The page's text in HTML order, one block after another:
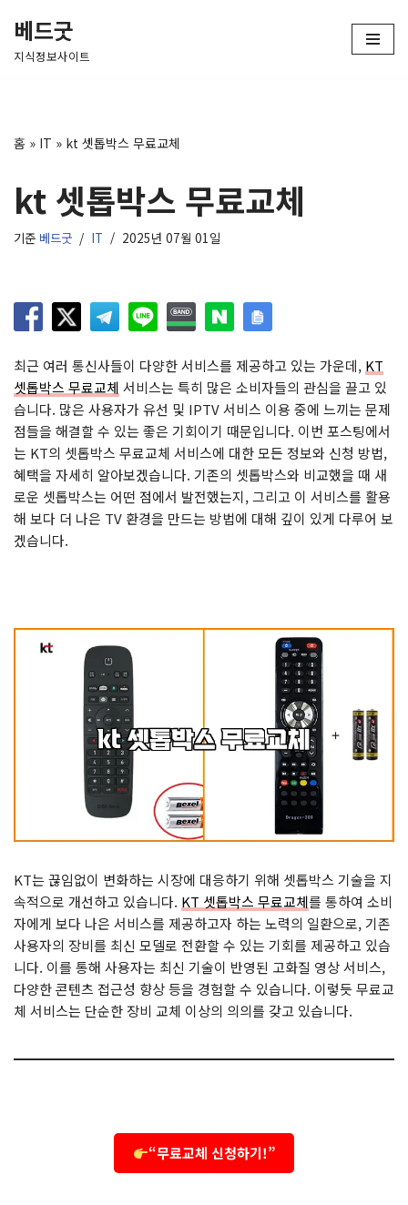
콘
건
기
베드굿
지식정보사이트
홈 » IT » kt 셋톱박스 무료교체
kt 셋톱박스 무료교체
기준 베드굿 IT 2025년 07월 01일
최근 여러 통신사들이 다양한 서비스를 제공하고 있는 가운데, KT
셋톱박스 무료교체 서비스는 특히 많은 소비자들의 관심을 끌고 있
습니다. 많은 사용자가 유선 및 IPTV 서비스 이용 중에 느끼는 문제
점들을 해결할 수 있는 좋은 기회이기 때문입니다. 이번 포스팅에서
는 KT의 셋톱박스 무료교체 서비스에 대한 모든 정보와 신청 방법,
혜택을 자세히 알아보겠습니다. 기존의 셋톱박스와 비교했을 때 새
로운 셋톱박스는 어떤 점에서 발전했는지, 그리고 이 서비스를 활용
해 보다 더 나은 TV 환경을 만드는 방법에 대해 깊이 있게 다루어 보
겠습니다.
KT는 끊임없이 변화하는 시장에 대응하기 위해 셋톱박스 기술을 지
속적으로 개선하고 있습니다. KT 셋톱박스 무료교체를 통하여 소비
자에게 보다 나은 서비스를 제공하고자 하는 노력의 일환으로, 기존
사용자의 장비를 최신 모델로 전환할 수 있는 기회를 제공하고 있습
니다. 이를 통해 사용자는 최신 기술이 반영된 고화질 영상 서비스,
다양한 콘텐츠 접근성 향상 등을 경험할 수 있습니다. 이렇듯 무료교
체 서비스는 단순한 장비 교체 이상의 의의를 갖고 있습니다.
“무료교체 신청하기!”